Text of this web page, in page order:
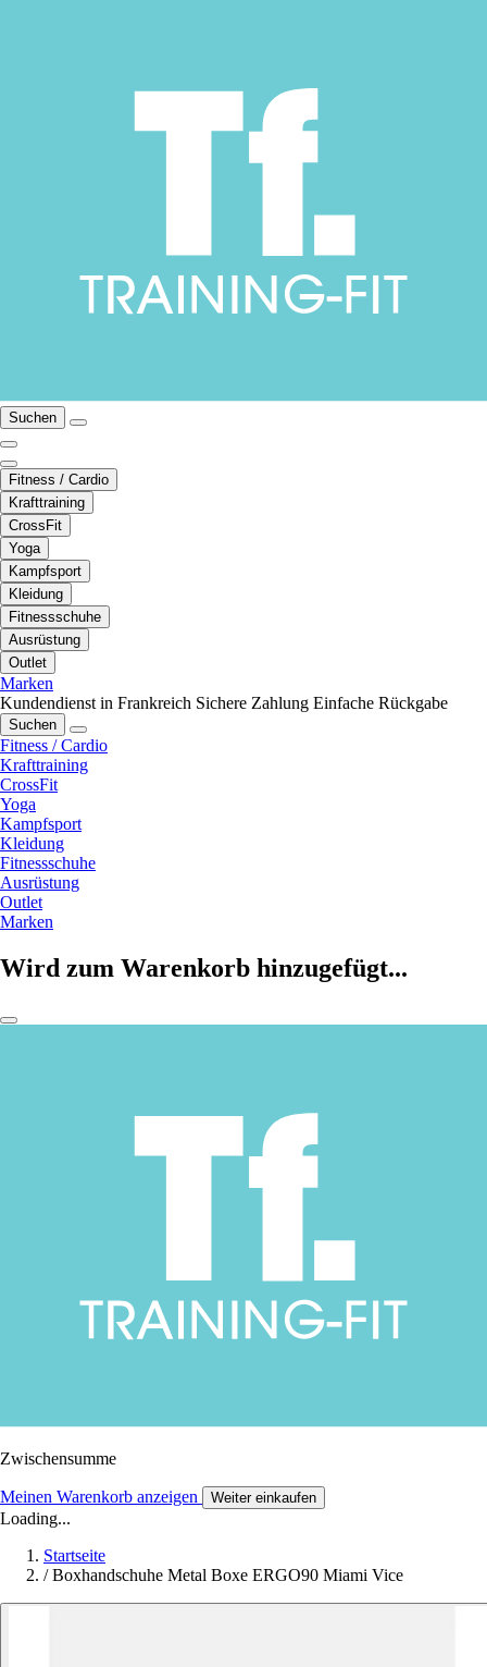
Suchen
Fitness / Cardio
Krafttraining
CrossFit
Yoga
Kampfsport
Kleidung
Fitnessschuhe
Ausrüstung
Outlet
Marken
Kundendienst in Frankreich Sichere Zahlung Einfache Rückgabe
Suchen
Fitness / Cardio
Krafttraining
CrossFit
Yoga
Kampfsport
Kleidung
Fitnessschuhe
Ausrüstung
Outlet
Marken
Wird zum Warenkorb hinzugefügt...
Zwischensumme
Meinen Warenkorb anzeigen Weiter einkaufen
Loading...
Startseite
/ Boxhandschuhe Metal Boxe ERGO90 Miami Vice